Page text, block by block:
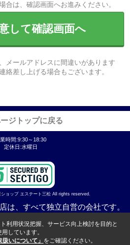
合は、確認画面へお進みください。
して確認画面へ
メールアドレスに間違いがあります
絡差し上げる場合もございます。
ジトップに戻る
時間:9:30～18:30
定休日:水曜日
ョップ エステート三松 All rights reserved.
は、すべて独立自営の会社です。
利用状況把握、サービス向上検討を目的と
しています。
扱いについて」 をご確認ください。